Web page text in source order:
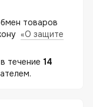
товаров
«О защите
течение 14